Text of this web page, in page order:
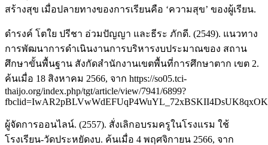
สร้างสุข เมื่อปลายทางของการเรียนคือ ‘ความสุข’ ของผู้เรียน.
ดำรงค์ โตใย ปรีชา อ่วมปัญญา และธีระ ภักดี. (2549). แนวทาง
การพัฒนาการดำเนินงานการบริหารงบประมาณของ สถาน
ศึกษาขั้นพื้นฐาน สังกัดสำนักงานเขตพื้นที่การศึกษาตาก เขต 2.
ค้นเมื่อ 18 สิงหาคม 2566, จาก https://so05.tci-
thaijo.org/index.php/tgt/article/view/7941/6899?
ผู้จัดการออนไลน์. (2557). สั่งเลิกอบรมครูในโรงแรม ใช้
โรงเรียน-วัดประหยัดงบ. ค้นเมื่อ 4 พฤศจิกายน 2566, จาก